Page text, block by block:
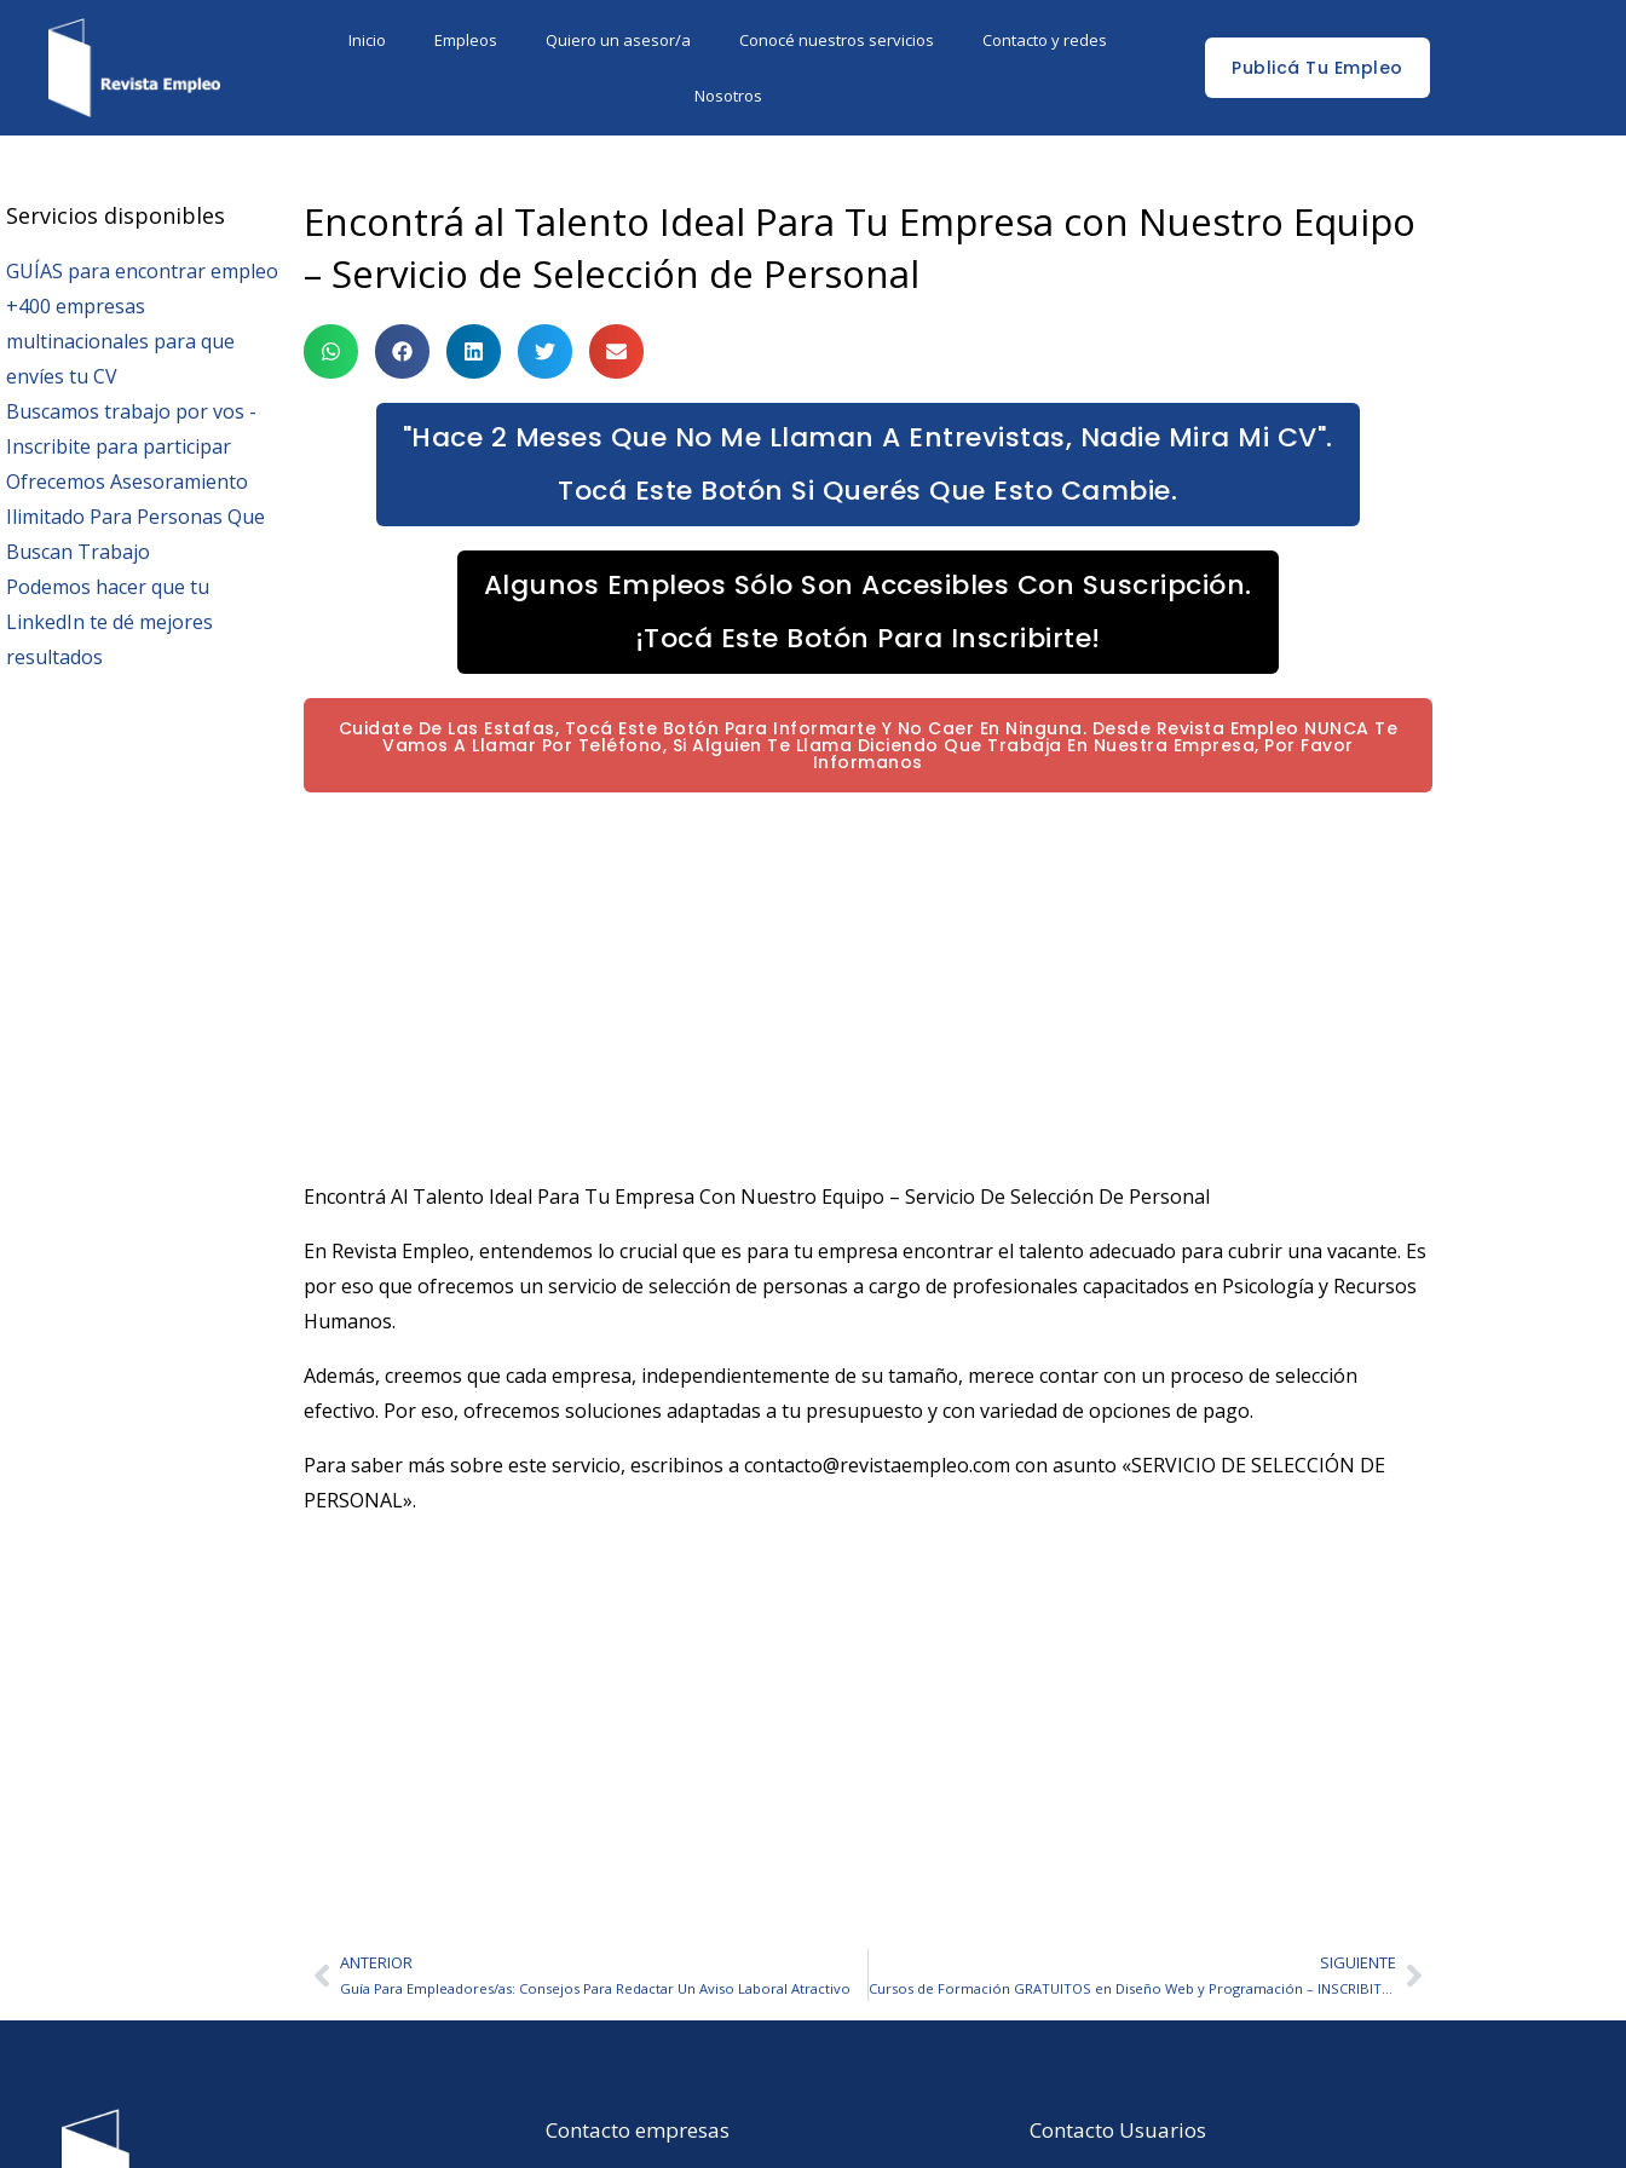
Inicio Empleos Quiero un asesor/a Conocé nuestros servicios Contacto y redes
Nosotros
Publicá Tu Empleo
Servicios disponibles
GUÍAS para encontrar empleo
+400 empresas
multinacionales para que
envíes tu CV
Buscamos trabajo por vos -
Inscribite para participar
Ofrecemos Asesoramiento
Ilimitado Para Personas Que
Buscan Trabajo
Podemos hacer que tu
LinkedIn te dé mejores
resultados
Encontrá al Talento Ideal Para Tu Empresa con Nuestro Equipo
– Servicio de Selección de Personal
"Hace 2 Meses Que No Me Llaman A Entrevistas, Nadie Mira Mi CV".
Tocá Este Botón Si Querés Que Esto Cambie.
Algunos Empleos Sólo Son Accesibles Con Suscripción.
¡Tocá Este Botón Para Inscribirte!
Cuidate De Las Estafas, Tocá Este Botón Para Informarte Y No Caer En Ninguna. Desde Revista Empleo NUNCA Te
Vamos A Llamar Por Teléfono, Si Alguien Te Llama Diciendo Que Trabaja En Nuestra Empresa, Por Favor
Informanos
Encontrá Al Talento Ideal Para Tu Empresa Con Nuestro Equipo – Servicio De Selección De Personal
En Revista Empleo, entendemos lo crucial que es para tu empresa encontrar el talento adecuado para cubrir una vacante. Es
por eso que ofrecemos un servicio de selección de personas a cargo de profesionales capacitados en Psicología y Recursos
Humanos.
Además, creemos que cada empresa, independientemente de su tamaño, merece contar con un proceso de selección
efectivo. Por eso, ofrecemos soluciones adaptadas a tu presupuesto y con variedad de opciones de pago.
Para saber más sobre este servicio, escribinos a contacto@revistaempleo.com con asunto «SERVICIO DE SELECCIÓN DE
PERSONAL».
AntANTERIOR
Guía Para Empleadores/as: Consejos Para Redactar Un Aviso Laboral Atractivo
SIGUIENTE
Cursos de Formación GRATUITOS en Diseño Web y Programación – INSCRIBITE ACÁSiguiente
Contacto empresas Contacto Usuarios